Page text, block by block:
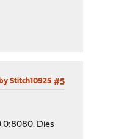
#5
Stitch10925
Dies